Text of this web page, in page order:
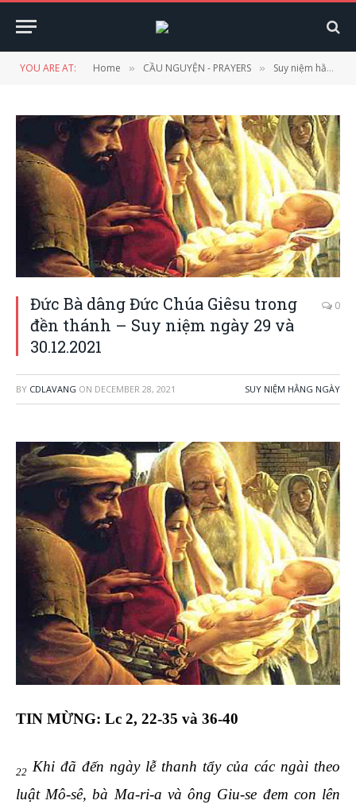
YOU ARE AT: Home » CẦU NGUYỆN - PRAYERS » Suy niệm hằng ngày
Đức Bà dâng Đức Chúa Giêsu trong
đền thánh – Suy niệm ngày 29 và
30.12.2021
0
BY CDLAVANG ON DECEMBER 28, 2021 SUY NIỆM HẰNG NGÀY
TIN MỪNG: Lc 2, 22-35 và 36-40
22 Khi đã đến ngày lễ thanh tẩy của các ngài theo
luật Mô-sê, bà Ma-ri-a và ông Giu-se đem con lên